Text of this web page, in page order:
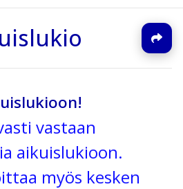
vastaan
aikuislukioon.
myös kesken